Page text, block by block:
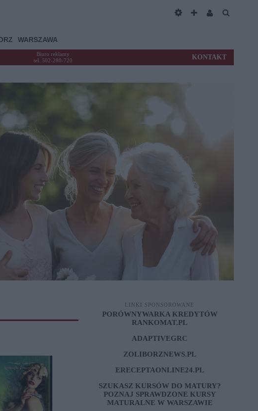
WARSZAWA
Biuro reklamy
tel. 502-280-720
KONTAKT
LINKI SPONSOROWANE
PORÓWNYWARKA KREDYTÓW
RANKOMAT.PL
ADAPTIVEGRC
ZOLIBORZNEWS.PL
ERECEPTAONLINE24.PL
SZUKASZ KURSÓW DO MATURY?
POZNAJ SPRAWDZONE KURSY
MATURALNE W WARSZAWIE